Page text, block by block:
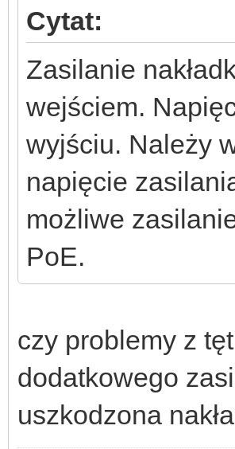
Cytat:
Zasilanie
wejściem.
wyjściu. Należy
napięcie
możliwe
PoE.
czy problemy z
dodatkowego
uszkodzona